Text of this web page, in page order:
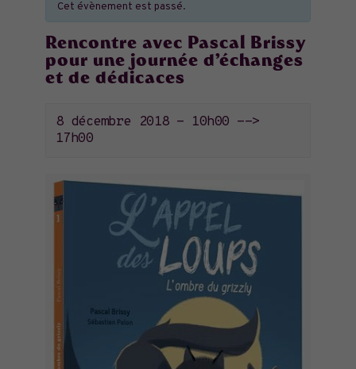
Cet évènement est passé.
Rencontre avec Pascal Brissy
pour une journée d’échanges
et de dédicaces
8 décembre 2018 - 10h00 -->
17h00